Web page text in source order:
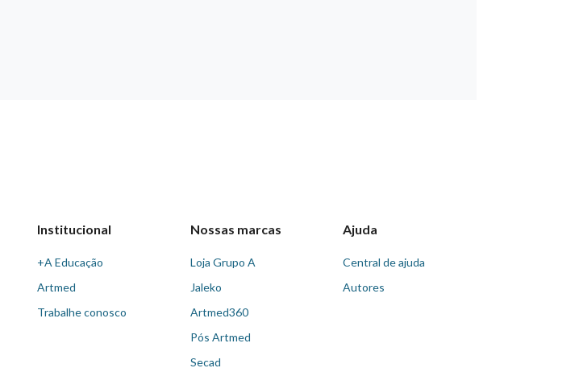
Institucional
+A Educação
Artmed
Trabalhe conosco
Nossas marcas
Loja Grupo A
Jaleko
Artmed360
Pós Artmed
Secad
Ajuda
Central de ajuda
Autores